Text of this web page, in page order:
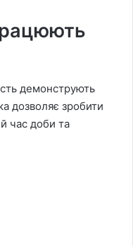
демонструють
дозволяє зробити
час доби та